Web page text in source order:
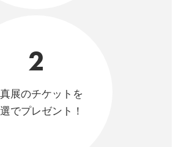
2
展のチケットを
でプレゼント！